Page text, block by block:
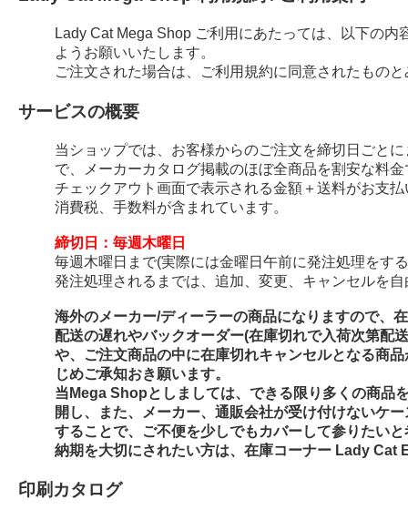
Lady Cat Mega Shop ご利用にあたっては、以下の
ようお願いいたします。
ご注文された場合は、ご利用規約に同意されたもの
サービスの概要
当ショップでは、お客様からのご注文を締切日ごと
で、メーカーカタログ掲載のほぼ全商品を割安な料
チェックアウト画面で表示される金額＋送料がお支
消費税、手数料が含まれています。
締切日：毎週木曜日
毎週木曜日まで(実際には金曜日午前に発注処理をす
発注処理されるまでは、追加、変更、キャンセルを
海外のメーカー/ディーラーの商品になりますので、
配送の遅れやバックオーダー(在庫切れで入荷次第配
や、ご注文商品の中に在庫切れキャンセルとなる商
じめご承知おき願います。
当Mega Shopとしましては、できる限り多くの商品
開し、また、メーカー、通販会社が受け付けないケ
することで、ご不便を少しでもカバーして参りたい
納期を大切にされたい方は、在庫コーナー Lady Cat
印刷カタログ